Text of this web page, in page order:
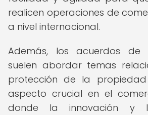
realicen operaciones de
a nivel internacional.
Además, los acuerdos de
suelen abordar temas
protección de la propiedad
aspecto crucial en el
donde la innovación y